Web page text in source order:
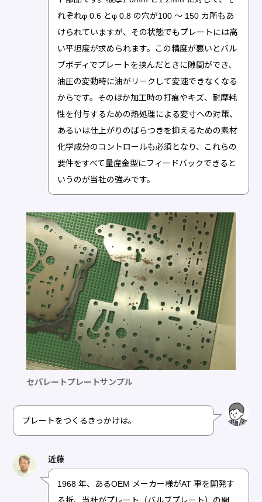
れぞれφ 0.6 とφ 0.8 の穴が100 ～ 150 カ所もあ
けられていますが、その状態でもプレートには高
い平坦度が求められます。この精度が悪いとバル
ブボディでプレートを挟んだときに隙間ができ、
油圧の変動時に油がリークして変速できなくなる
からです。そのほか加工時の打痕やキズ、耐摩耗
性を付与するための熱処理による変寸への対策、
あるいは仕上がりのばらつきを抑えるための素材
化学成分のコントロールも必須となり、これらの
要件をすべて量産金型にフィードバックできると
いうのが当社の強みです。
セパレートプレートサンプル
プレートをつくるきっかけは。
近藤
1968 年、あるOEM メーカー様がAT 車を開発す
る折、当社がプレート（バルブプレート）の開